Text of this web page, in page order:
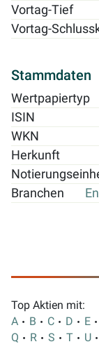
Vortag-Tief
Vortag-
Stammdaten
Wertpapiertyp
ISIN
WKN
Herkunft
Branchen
Top Aktien mit:
A
B C D E
Q
R S T U